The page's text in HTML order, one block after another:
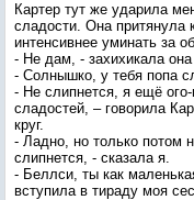
Картер тут же ударила
сладости. Она притянула
интенсивнее уминать за
- Не дам, - захихикала
- Солнышко, у тебя попа
- Не слипнется, я ещё ого-
сладостей, – говорила
круг.
- Ладно, но только потом
слипнется, - сказала я.
- Беллси, ты как
вступила в тираду моя